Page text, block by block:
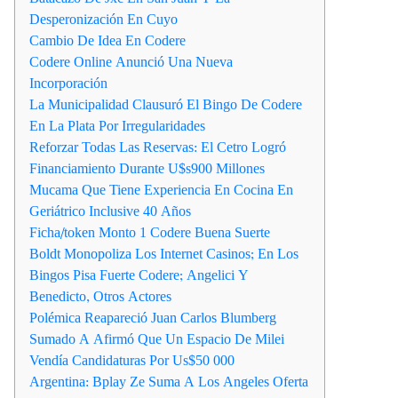
Desperonización En Cuyo
Cambio De Idea En Codere
Codere Online Anunció Una Nueva
Incorporación
La Municipalidad Clausuró El Bingo De Codere
En La Plata Por Irregularidades
Reforzar Todas Las Reservas: El Cetro Logró
Financiamiento Durante U$s900 Millones
Mucama Que Tiene Experiencia En Cocina En
Geriátrico Inclusive 40 Años
Ficha/token Monto 1 Codere Buena Suerte
Boldt Monopoliza Los Internet Casinos; En Los
Bingos Pisa Fuerte Codere; Angelici Y
Benedicto, Otros Actores
Polémica Reapareció Juan Carlos Blumberg
Sumado A Afirmó Que Un Espacio De Milei
Vendía Candidaturas Por Us$50 000
Argentina: Bplay Ze Suma A Los Angeles Oferta